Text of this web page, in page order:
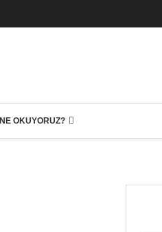
NE OKUYORUZ?